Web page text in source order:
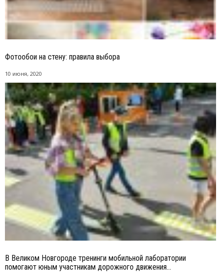
Фотообои на стену: правила выбора
10 июня, 2020
В Великом Новгороде тренинги мобильной лаборатории
помогают юным участникам дорожного движения...